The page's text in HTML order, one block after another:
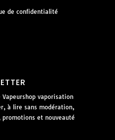
de confidentialité
vaporisation
à lire sans modération,
promotions et nouveauté